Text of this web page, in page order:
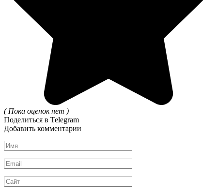
( Пока оценок нет )
Поделиться в Telegram
Добавить комментарии
Имя
*
Email
*
Сайт